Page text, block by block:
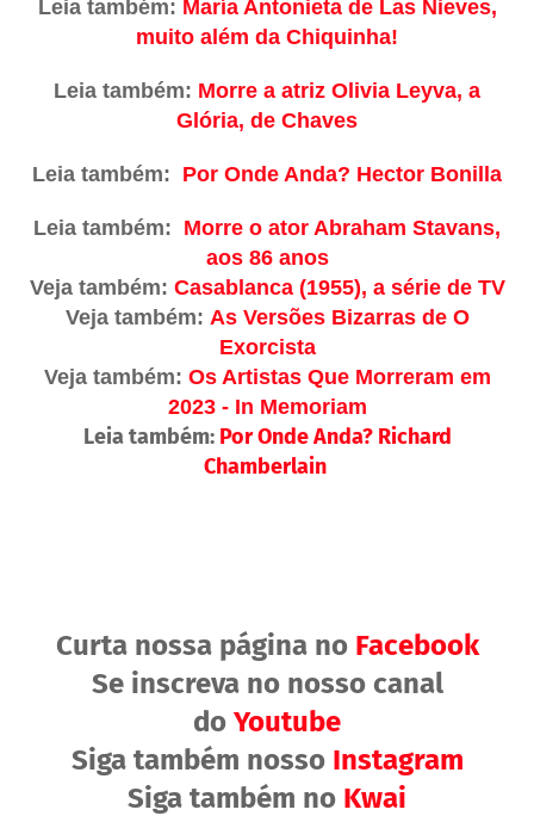
Leia também: María Antonieta de Las Nieves,
muito além da Chiquinha!
Leia também: Morre a atriz Olivia Leyva, a
Glória, de Chaves
Leia também: Por Onde Anda? Hector Bonilla
Leia também: Morre o ator Abraham Stavans,
aos 86 anos
Veja também: Casablanca (1955), a série de TV
Veja também: As Versões Bizarras de O
Exorcista
Veja também: Os Artistas Que Morreram em
2023 - In Memoriam
Leia também: Por Onde Anda? Richard
Chamberlain
Curta nossa página no Facebook
Se inscreva no nosso canal
do Youtube
Siga também nosso Instagram
Siga também no Kwai